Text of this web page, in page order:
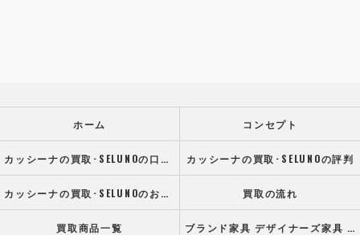
ホーム コンセプト
カッシーナの買取･SELUNOの口コミ情報 カッシーナの買取･SELUNOの評判
カッシーナの買取･SELUNOのお客様の声 買取の流れ
買取商品一覧 ブランド家具 デザイナーズ家具 高級オフィス家具